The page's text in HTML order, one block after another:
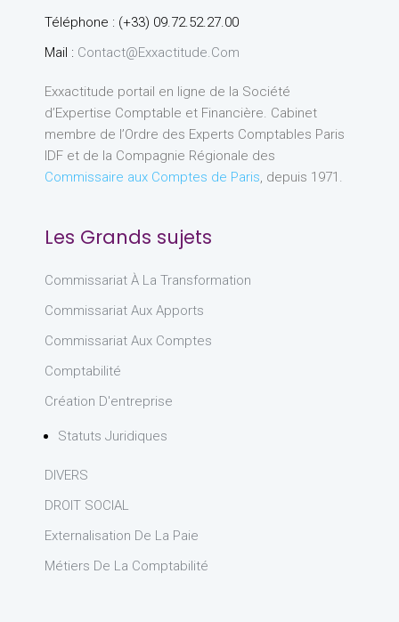
Téléphone : (+33) 09.72.52.27.00
Mail : Contact@exxactitude.com
Exxactitude portail en ligne de la Société
d’Expertise Comptable et Financière. Cabinet
membre de l’Ordre des Experts Comptables Paris
IDF et de la Compagnie Régionale des
Commissaire aux Comptes de Paris , depuis 1971.
Les Grands sujets
Commissariat À La Transformation
Commissariat Aux Apports
Commissariat Aux Comptes
Comptabilité
Création D'entreprise
Statuts Juridiques
DIVERS
DROIT SOCIAL
Externalisation De La Paie
Métiers De La Comptabilité